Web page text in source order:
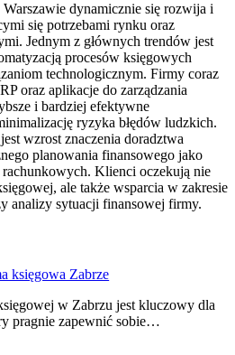
dynamicznie się rozwija i
się potrzebami rynku oraz
Jednym z głównych trendów jest
procesów księgowych
technologicznym. Firmy coraz
oraz aplikacje do zarządzania
i bardziej efektywne
ryzyka błędów ludzkich.
wzrost znaczenia doradztwa
planowania finansowego jako
Klienci oczekują nie
ale także wsparcia w zakresie
analizy sytuacji finansowej firmy.
księgowa Zabrze
w Zabrzu jest kluczowy dla
pragnie zapewnić sobie…